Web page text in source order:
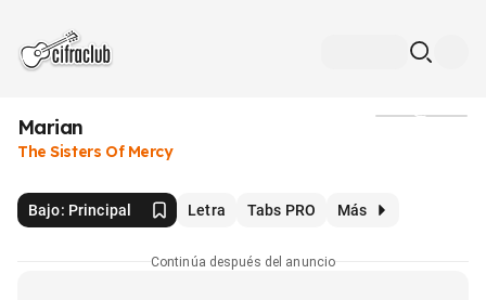
Marian
The Sisters Of Mercy
Bajo: Principal Letra Tabs PRO Más
Continúa después del anuncio